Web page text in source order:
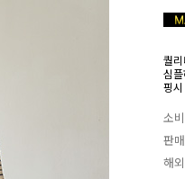
퀄
심
핑
소
판
해